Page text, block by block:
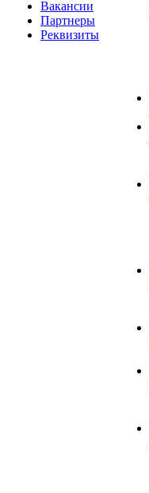
Вакансии
Партнеры
Реквизиты